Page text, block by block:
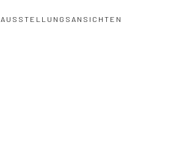
AUSSTELLUNGSANSICHTEN